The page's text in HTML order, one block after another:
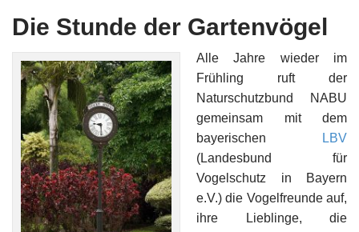
Die Stunde der Gartenvögel
Alle Jahre wieder im
Frühling ruft der
Naturschutzbund NABU
gemeinsam mit dem
bayerischen
LBV
(Landesbund für
Vogelschutz in Bayern
e.V.) die Vogelfreunde auf,
ihre Lieblinge, die